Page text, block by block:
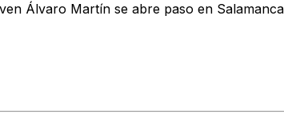
Álvaro Martín se abre paso en